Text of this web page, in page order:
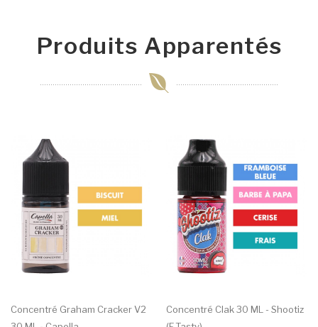
Produits Apparentés
Concentré Graham Cracker V2
Concentré Clak 30 ML - Shootiz